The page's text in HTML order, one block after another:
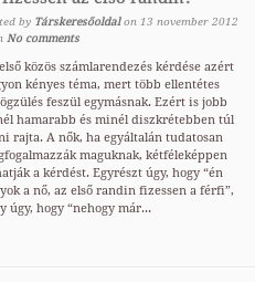
by Társkeresőoldal on 13 november 2012
No comments
közös számlarendezés kérdése azért
kényes téma, mert több ellentétes
feszül egymásnak. Ezért is jobb
hamarabb és minél diszkrétebben túl
rajta. A nők, ha egyáltalán tudatosan
maguknak, kétféleképpen
a kérdést. Egyrészt úgy, hogy “én
a nő, az első randin fizessen a férfi”,
úgy, hogy “nehogy már...